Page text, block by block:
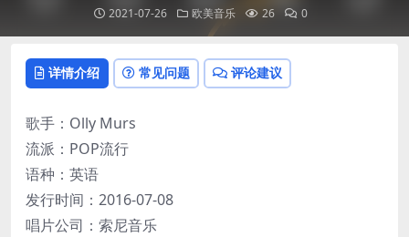
2021-07-26 欧美音乐 26 0
详情介绍 常见问题 评论建议
歌手：Olly Murs
流派：POP流行
语种：英语
发行时间：2016-07-08
唱片公司：索尼音乐